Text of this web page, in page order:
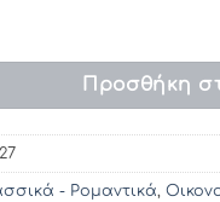
/ 241 (14χ9)
Προσθήκη
- Ρομαντικά,